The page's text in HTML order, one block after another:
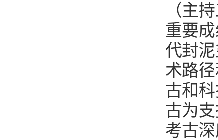
（主
重要
代封
术路
古和
古为
考古